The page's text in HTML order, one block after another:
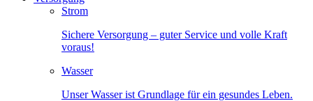
Strom
Sichere Versorgung – guter Service und volle Kraft
voraus!
Wasser
Unser Wasser ist Grundlage für ein gesundes Leben.